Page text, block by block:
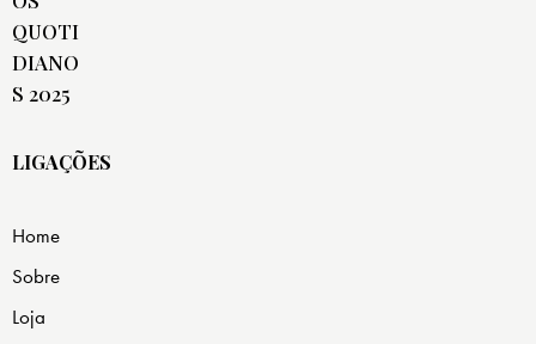
LIGAÇÕES
Home
Sobre
Loja